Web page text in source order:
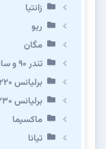
زانتیا
ریو
مگان
تندر ۹۰ و ساندرو
برلیانس H220 و H230
برلیانس H330 و H320 و کراس
ماکسیما
تیانا